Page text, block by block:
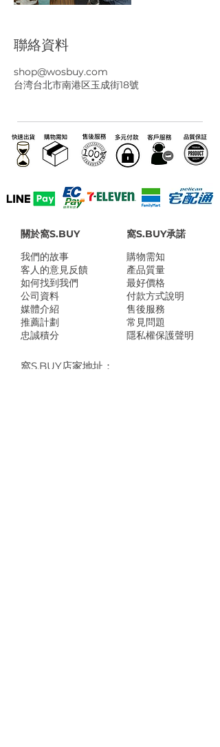
聯絡資料
shop@wosbuy.com
台湾台北市南港区玉成街18號
關於窩S.BUY
我們的故事
客人的意見反饋
如何找到我們
公司資料
媒體介紹
推薦計劃
忠誠積分
窩S.BUY承諾
​購物需知
產品質量
最好價格
付款方式說明
售後服務
常見問題
隱私權保護聲明
​窩S.BUY店家地址：